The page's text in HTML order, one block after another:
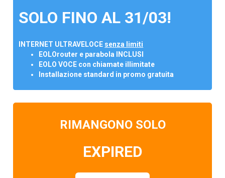
SOLO FINO AL 31/03!
INTERNET ULTRAVELOCE senza limiti
EOLOrouter e parabola INCLUSI
EOLO VOCE con chiamate illimitate
Installazione standard in promo gratuita
RIMANGONO SOLO
EXPIRED